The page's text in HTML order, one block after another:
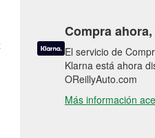
Compra
El servicio de
Klarna está ahora
OReillyAuto.com
Más información